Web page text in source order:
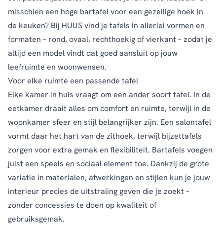
misschien een hoge bartafel voor een gezellige hoek in
de keuken? Bij HUUS vind je tafels in allerlei vormen en
formaten – rond, ovaal, rechthoekig of vierkant – zodat je
altijd een model vindt dat goed aansluit op jouw
leefruimte en woonwensen.
Voor elke ruimte een passende tafel
Elke kamer in huis vraagt om een ander soort tafel. In de
eetkamer draait alles om comfort en ruimte, terwijl in de
woonkamer sfeer en stijl belangrijker zijn. Een salontafel
vormt daar het hart van de zithoek, terwijl bijzettafels
zorgen voor extra gemak en flexibiliteit. Bartafels voegen
juist een speels en sociaal element toe. Dankzij de grote
variatie in materialen, afwerkingen en stijlen kun je jouw
interieur precies de uitstraling geven die je zoekt –
zonder concessies te doen op kwaliteit of
gebruiksgemak.